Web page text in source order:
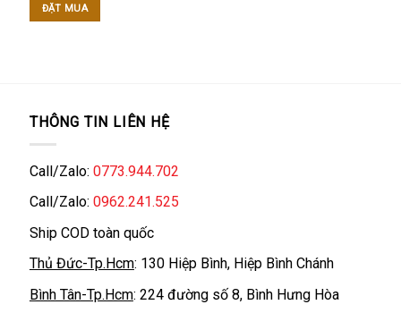
ĐẶT MUA
THÔNG TIN LIÊN HỆ
Call/Zalo: 0773.944.702
Call/Zalo: 0962.241.525
Ship COD toàn quốc
Thủ Đức-Tp.Hcm: 130 Hiệp Bình, Hiệp Bình Chánh
Bình Tân-Tp.Hcm: 224 đường số 8, Bình Hưng Hòa